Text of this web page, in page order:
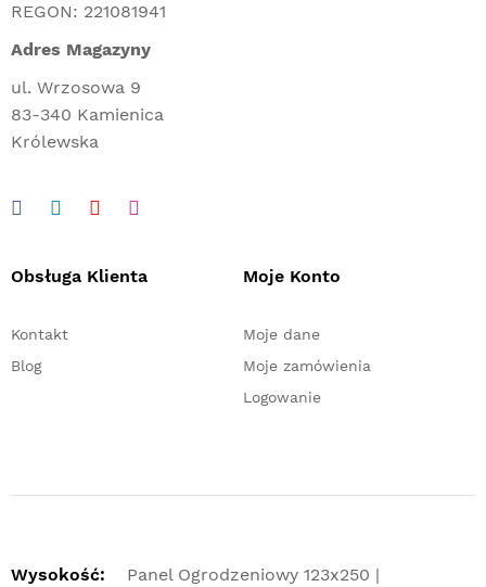
REGON: 221081941
Adres Magazyny
ul. Wrzosowa 9
83-340 Kamienica
Królewska
Obsługa Klienta
Kontakt
Blog
Moje Konto
Moje dane
Moje zamówienia
Logowanie
Wysokość:
Panel Ogrodzeniowy 123x250